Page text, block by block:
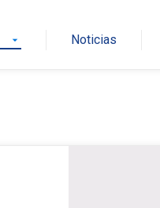
arrow_drop_down Noticias